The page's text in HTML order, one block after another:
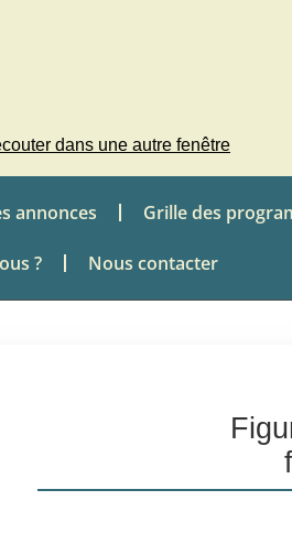
dans une autre fenêtre
annonces Grille des
? Nous contacter